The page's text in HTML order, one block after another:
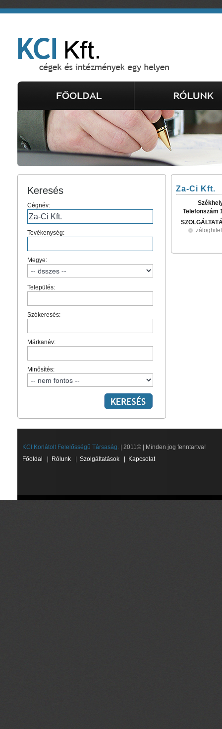
Keresés
Cégnév:
Tevékenység:
Megye:
Település:
Szókeresés:
Márkanév:
Minősítés:
Za-Ci Kft.
Telefonszám
KCI Korlátolt Felelősségű Társaság. | 2011© | Minden jog fenntartva!
Főoldal
Rólunk Szolgáltatások Kapcsolat